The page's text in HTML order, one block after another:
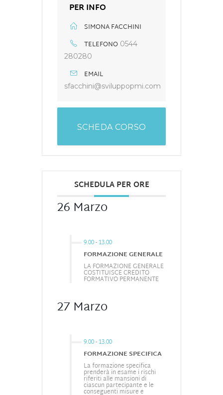
PER INFO
SIMONA FACCHINI
TELEFONO 0544
280280
EMAIL
sfacchini@sviluppopmi.com
SCHEDA CORSO
SCHEDULA PER ORE
26 Marzo
9.00-13.00
FORMAZIONE GENERALE
LA FORMAZIONE GENERALE
COSTITUISCE CREDITO
FORMATIVO PERMANENTE
27 Marzo
9.00-13.00
FORMAZIONE SPECIFICA
La formazione specifica
prenderà in esame i rischi
riferiti alle mansioni di
ciascun partecipante e le
conseguenti misure e